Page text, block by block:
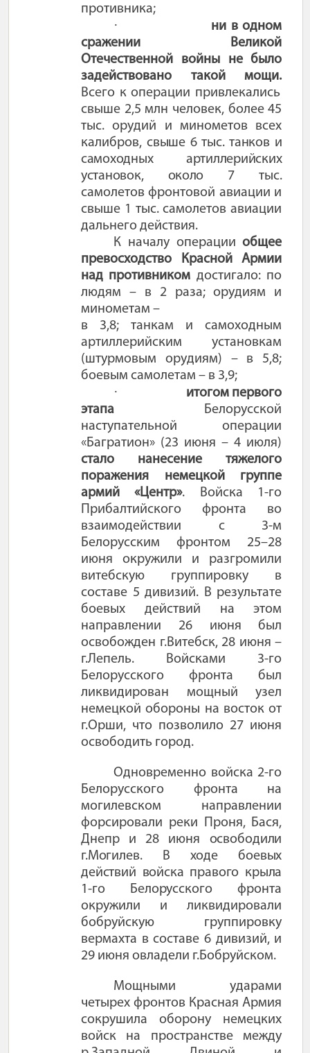
противника;
·
ни в одном
сражении Великой
Отечественной войны не было
задействовано такой мощи.
Всего к операции привлекались
свыше 2,5 млн человек, более 45
тыс. орудий и минометов всех
калибров,свыше 6 тыс. танков и
самоходных артиллерийских
установок, около 7 тыс.
самолетов фронтовой авиации и
свыше 1 тыс. самолетов авиации
дальнего действия.
К началу операцииобщее
превосходство Красной Армии
над противником достигало: по
людям – в 2 раза; орудиям и
минометам –
в 3,8; танкам и самоходным
артиллерийским установкам
(штурмовым орудиям) – в 5,8;
боевым самолетам – в 3,9;
·
итогом первого
этапа Белорусской
наступательной операции
«Багратион» (23 июня – 4 июля)
стало нанесение тяжелого
поражения немецкой группе
армий «Центр». Войска 1-го
Прибалтийского фронта во
взаимодействии с 3-м
Белорусским фронтом 25–28
июня окружили и разгромили
витебскую группировку в
составе 5 дивизий. В результате
боевых действий на этом
направлении 26 июня был
освобожден г.Витебск, 28 июня –
г.Лепель. Войсками 3-го
Белорусского фронта был
ликвидирован мощный узел
немецкой обороны на восток от
г.Орши, что позволило 27 июня
освободить город.
Одновременно войска 2-го
Белорусского фронта на
могилевском направлении
форсировали реки Проня, Бася,
Днепр и 28 июня освободили
г.Могилев. В ходе боевых
действий войска правого крыла
1-го Белорусскогофронта
окружили и ликвидировали
бобруйскую группировку
вермахта в составе 6 дивизий, и
29 июня овладели г.Бобруйском.
Мощными ударами
четырех фронтов Красная Армия
сокрушила оборону немецких
войск на пространстве между